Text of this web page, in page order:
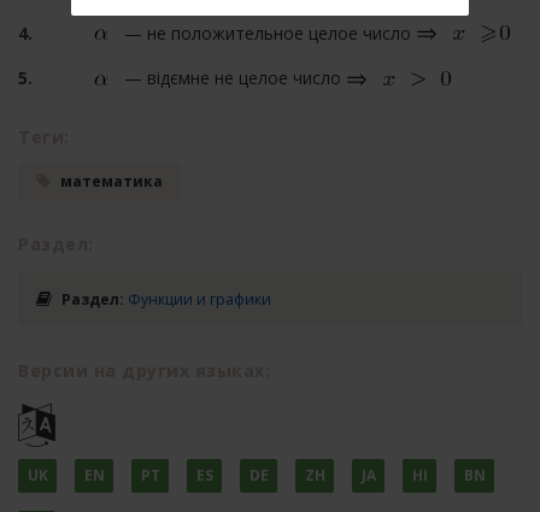
— не положительное целое число
— відємне не целое число
математика
Раздел: Функции и графики
UK EN PT ES DE ZH JA HI BN